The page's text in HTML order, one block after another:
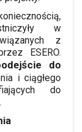
w
z
ESERO.
do
i ciągłego
do